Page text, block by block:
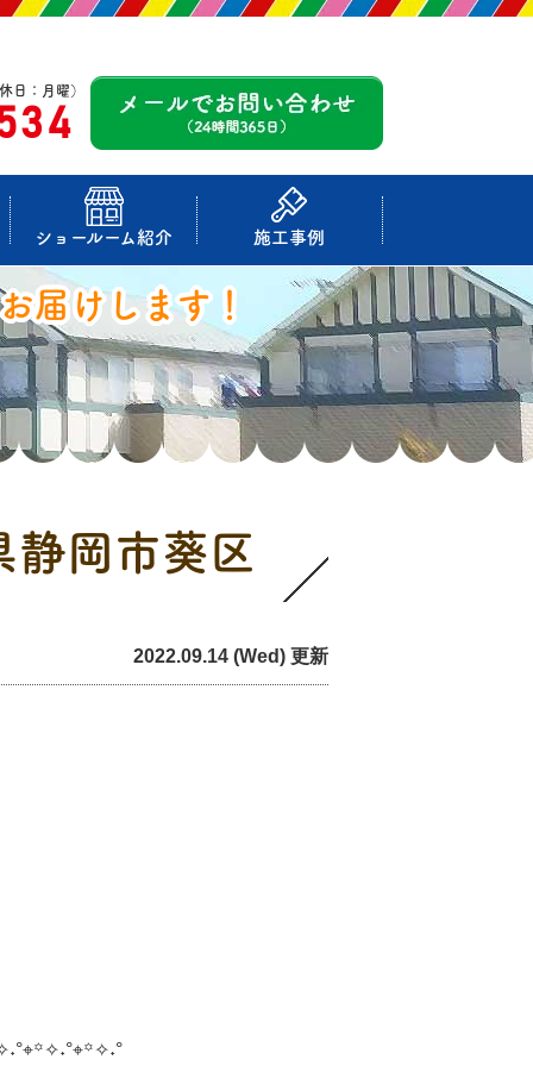
日：月曜）
ショールーム紹介 施工事例
届けします！
岡市葵区
2022.09.14 (Wed) 更新